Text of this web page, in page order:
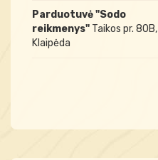
Parduotuvė "Sodo
reikmenys" Taikos pr. 80B,
Klaipėda